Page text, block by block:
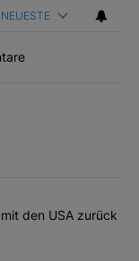
NEUESTE
kommentierten
im Handelsstreit
den USA zurück